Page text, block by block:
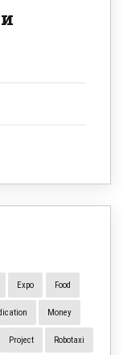
Expo Food
Money
Project Robotaxi